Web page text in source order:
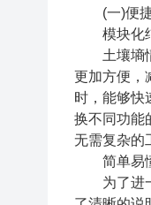
(一)便捷
模块化
土壤墒情
更加方便，
时，能够快
换不同功能
无需复杂的
简单易
为了进一